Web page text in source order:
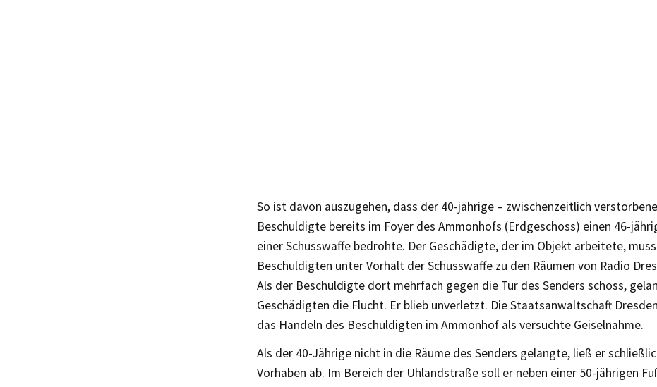
So ist davon auszugehen, dass der 40-jährige – zwischenzeitlich
Beschuldigte bereits im Foyer des Ammonhofs (Erdgeschoss) einen 46-
einer Schusswaffe bedrohte. Der Geschädigte, der im Objekt arbeitete,
Beschuldigten unter Vorhalt der Schusswaffe zu den Räumen von Radio
Als der Beschuldigte dort mehrfach gegen die Tür des Senders schoss,
Geschädigten die Flucht. Er blieb unverletzt. Die Staatsanwaltschaft
das Handeln des Beschuldigten im Ammonhof als versuchte Geiselnahme.
Als der 40-Jährige nicht in die Räume des Senders gelangte, ließ er
Vorhaben ab. Im Bereich der Uhlandstraße soll er neben einer 50-jährigen